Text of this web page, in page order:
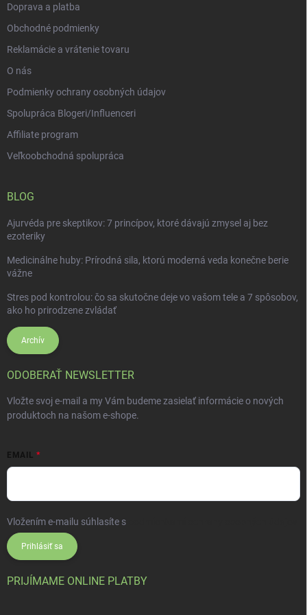
Doprava a platba
Obchodné podmienky
Reklamácie a vrátenie tovaru
O nás
Podmienky ochrany osobných údajov
Spolupráca Blogeri/Influenceri
Affiliate program
Veľkoobchodná spolupráca
BLOG
Ajurvéda pre skeptikov: 7 princípov, ktoré dávajú zmysel aj bez
ezoteriky
Medicinálne huby: Prírodná sila, ktorú moderná veda konečne berie
vážne
Stres pod kontrolou: čo sa skutočne deje vo vašom tele a 7 spôsobov,
ako ho prirodzene zvládať
Archív
ODOBERAŤ NEWSLETTER
Vložte svoj e-mail a my Vám budeme zasielať informácie o nových
produktoch na našom e-shope.
EMAIL
Vložením e-mailu súhlasíte s
Prihlásiť sa
PRIJÍMAME ONLINE PLATBY